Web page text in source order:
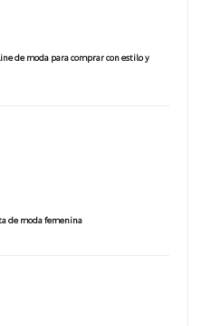
de moda para comprar con estilo y
de moda femenina